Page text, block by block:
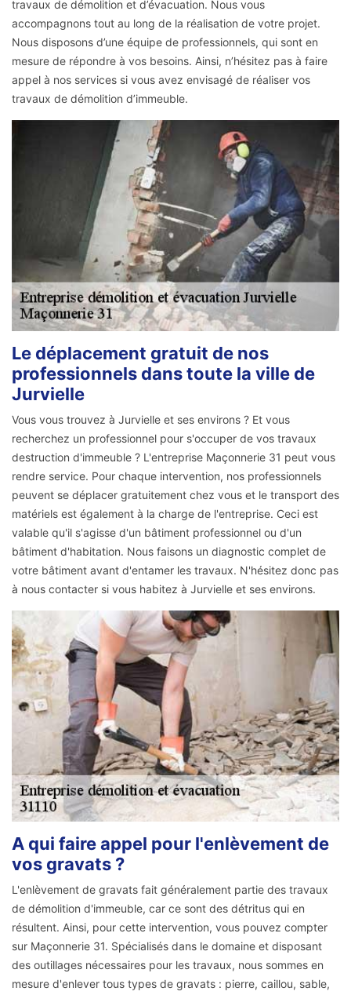
travaux de démolition et d’évacuation. Nous vous
accompagnons tout au long de la réalisation de votre projet.
Nous disposons d’une équipe de professionnels, qui sont en
mesure de répondre à vos besoins. Ainsi, n’hésitez pas à faire
appel à nos services si vous avez envisagé de réaliser vos
travaux de démolition d’immeuble.
Le déplacement gratuit de nos
professionnels dans toute la ville de
Jurvielle
Vous vous trouvez à Jurvielle et ses environs ? Et vous
recherchez un professionnel pour s'occuper de vos travaux
destruction d'immeuble ? L'entreprise Maçonnerie 31 peut vous
rendre service. Pour chaque intervention, nos professionnels
peuvent se déplacer gratuitement chez vous et le transport des
matériels est également à la charge de l'entreprise. Ceci est
valable qu'il s'agisse d'un bâtiment professionnel ou d'un
bâtiment d'habitation. Nous faisons un diagnostic complet de
votre bâtiment avant d'entamer les travaux. N'hésitez donc pas
à nous contacter si vous habitez à Jurvielle et ses environs.
A qui faire appel pour l'enlèvement de
vos gravats ?
L'enlèvement de gravats fait généralement partie des travaux
de démolition d'immeuble, car ce sont des détritus qui en
résultent. Ainsi, pour cette intervention, vous pouvez compter
sur Maçonnerie 31. Spécialisés dans le domaine et disposant
des outillages nécessaires pour les travaux, nous sommes en
mesure d'enlever tous types de gravats : pierre, caillou, sable,